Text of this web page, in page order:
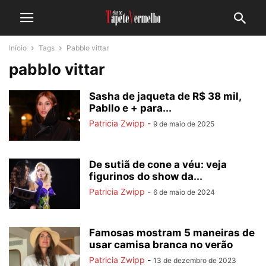
Início Tags Pabblo vittar
pabblo vittar
Sasha de jaqueta de R$ 38 mil,
Pabllo e + para...
Patricia Zwipp - 9 de maio de 2025
De sutiã de cone a véu: veja
figurinos do show da...
Patricia Zwipp - 6 de maio de 2024
Famosas mostram 5 maneiras de
usar camisa branca no verão
Patricia Zwipp - 13 de dezembro de 2023